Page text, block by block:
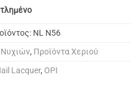
NL N56
Νυχιών, Προϊόντα Χεριού
Lacquer, OPI